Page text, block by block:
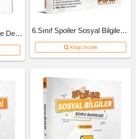
8.Sınıf Yeni Nesil Türkçe Defteri 6.Sınıf Spoiler Sosyal Bilgiler Soru Bankası
Kitap İncele